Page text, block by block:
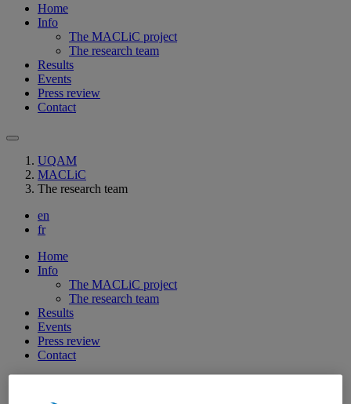
Home
Info
The MACLiC project
The research team
Results
Events
Press review
Contact
UQAM
MACLiC
The research team
en
fr
Home
Info
The MACLiC project
The research team
Results
Events
Press review
Contact